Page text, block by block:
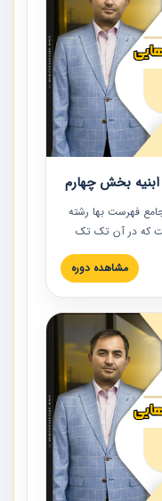
نمایند.
بخش چهارم
فهرست بها رشته
که در آن تک تک
شده است. این
تصاویر عملیات
پروژه مهندسی
ارائه شده و به تمام
فعالیت هستند حتما
نمایند.
مشاهده دوره